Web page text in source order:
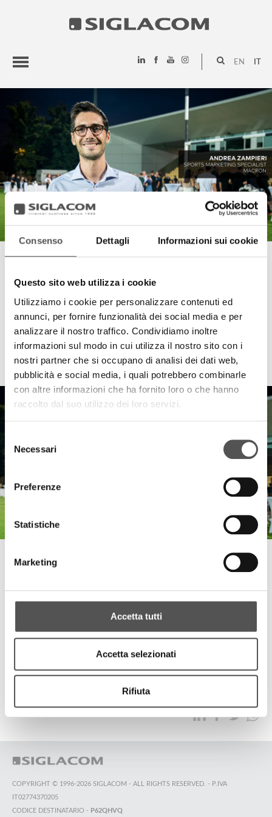
Consenso Dettagli Informazioni sui cookie
Questo sito web utilizza i cookie
Utilizziamo i cookie per personalizzare contenuti ed
annunci, per fornire funzionalità dei social media e per
analizzare il nostro traffico. Condividiamo inoltre
informazioni sul modo in cui utilizza il nostro sito con i
nostri partner che si occupano di analisi dei dati web,
pubblicità e social media, i quali potrebbero combinarle
con altre informazioni che ha fornito loro o che hanno
raccolto dal suo utilizzo dei loro servizi.
delNecessari
Preferenze
Statistiche
Marketing
Accetta tutti
Accetta selezionati
Rifiuta
EN
PROGETTI
SIGLACOM
HIGHLIGHTS
TUTTI GLI HIGHLIGHTS
TOP RICERCHE SITEMAP SOSTENIBILITÀ
COPYRIGHT © 1996-2026 SIGLACOM - ALL RIGHTS RESERVED. - P.IVA
IT02774370205
CODICE DESTINATARIO - P62QHVQ